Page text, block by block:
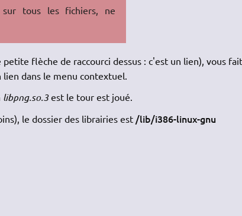
tous les fichiers, ne
flèche de raccourci dessus : c'est un lien), vous
lien dans le menu contextuel.
libpng.so.3est le tour est joué.
le dossier des librairies est /lib/i386-linux-gnu